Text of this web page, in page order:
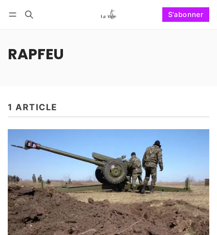
S'abonner
RAPFEU
1 ARTICLE